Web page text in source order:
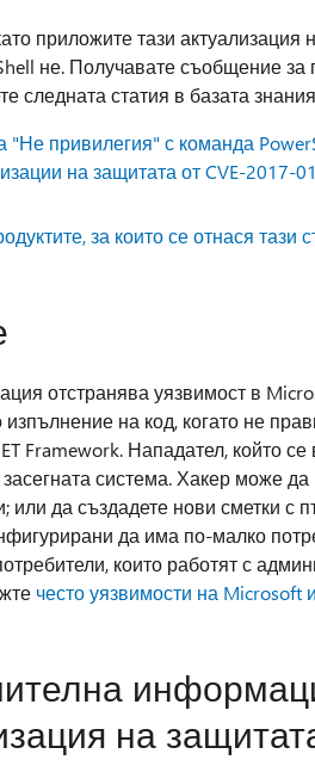
приложите тази
не. Получавате съобщение
следната статия в базата
"Не привилегия" с команда
на защитата от CVE-2017-
за които се отнася тази
отстранява уязвимост в
изпълнение на код, когато не
Framework. Нападател, който
засегната система. Хакер може
или да създадете нови сметки с
да има по-малко
които работят с
често уязвимости на Microsoft
на